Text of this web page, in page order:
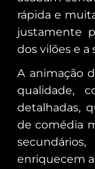
rápida e
justamente
dos vilões e
A animação
qualidade,
detalhadas,
de comédia
enriquecem